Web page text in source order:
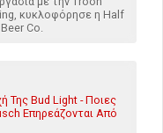
κυκλοφόρησε η Half
Co.
Bud Light - Ποιες
Επηρεάζονται Από